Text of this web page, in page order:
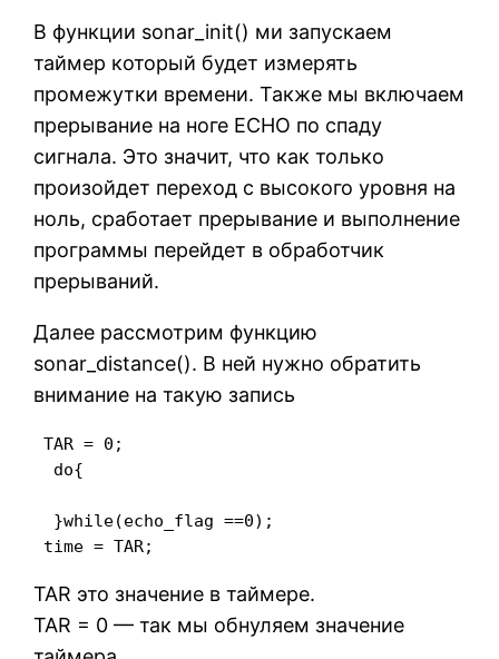
В функции sonar_init() ми запускаем
таймер который будет измерять
промежутки времени. Также мы включаем
прерывание на ноге ECHO по спаду
сигнала. Это значит, что как только
произойдет переход с высокого уровня на
ноль, сработает прерывание и выполнение
программы перейдет в обработчик
прерываний.
Далее рассмотрим функцию
sonar_distance(). В ней нужно обратить
внимание на такую запись
TAR = 0;
  do{
  }while(echo_flag ==0);
time = TAR;
TAR это значение в таймере.
TAR = 0 — так мы обнуляем значение